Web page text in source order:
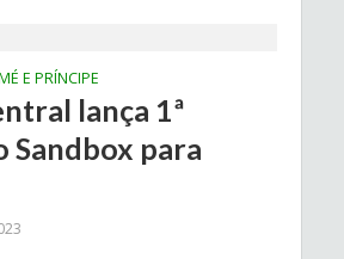
E PRÍNCIPE
lança 1ª
Sandbox para